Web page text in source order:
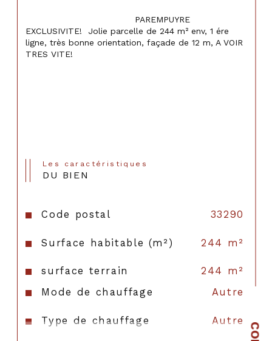
EXCLUSIVITE!  Jolie parcelle de 244 m² env, 1 ére
ligne, très bonne orientation, façade de 12 m, A VOIR
TRES VITE!
Les caractéristiques
DU BIEN
Code postal 33290
Surface habitable (m²) 244 m²
surface terrain
244 m²
Mode de chauffage
Autre
Type de chauffage Autre